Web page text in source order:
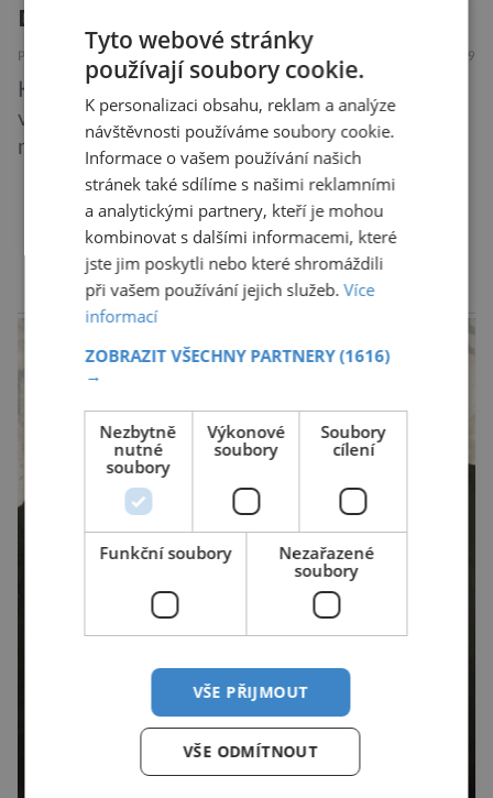
Další rána pro mizejícího sýčka
PŘÍRODA 7.8.2019
Kriticky ohrožený sýček obecný letos
významně posílil populaci díky velkému
množství hrabošů. Teď pro něj malý hlodavec
může být hrozbou. Zemědělci dostali povolení
trávit hraboše plošně rozhozeným jedem. Od 5.
srpna jim to umožňuje rozhodnutí Ústředního
kontrolního a zkušebního ústavu zemědělského
(ÚKZÚZ) podřízeného ministerstvu
zemědělství. Ornitologové varují, že v ohrožení
je mnoho živočichů a především […]
DALŠÍ ČLÁNKY ›
reklama
Tyto webové stránky
používají soubory cookie.
K personalizaci obsahu, reklam a analýze
návštěvnosti používáme soubory cookie.
Informace o vašem používání našich
stránek také sdílíme s našimi reklamními
a analytickými partnery, kteří je mohou
kombinovat s dalšími informacemi, které
jste jim poskytli nebo které shromáždili
při vašem používání jejich služeb.Více
informací
ZOBRAZIT VŠECHNY PARTNERY(1616)
→
Nezbytně
nutné
soubory
Výkonové
soubory
Soubory
cílení
Funkční soubory
Nezařazené
soubory
VŠE PŘIJMOUT
VŠE ODMÍTNOUT